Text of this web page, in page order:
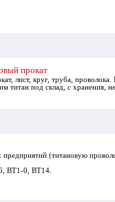
прокат
лист, круг, труба,
под склад, с хранения,
(титановую
ВТ1-0, ВТ14.